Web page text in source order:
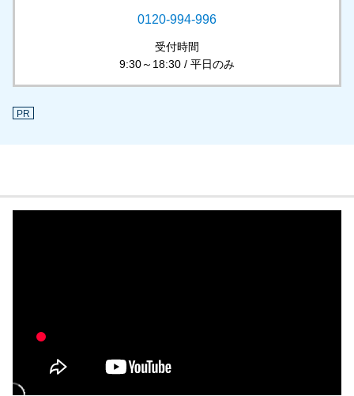
0120-994-996
受付時間
9:30～18:30 / 平日のみ
PR